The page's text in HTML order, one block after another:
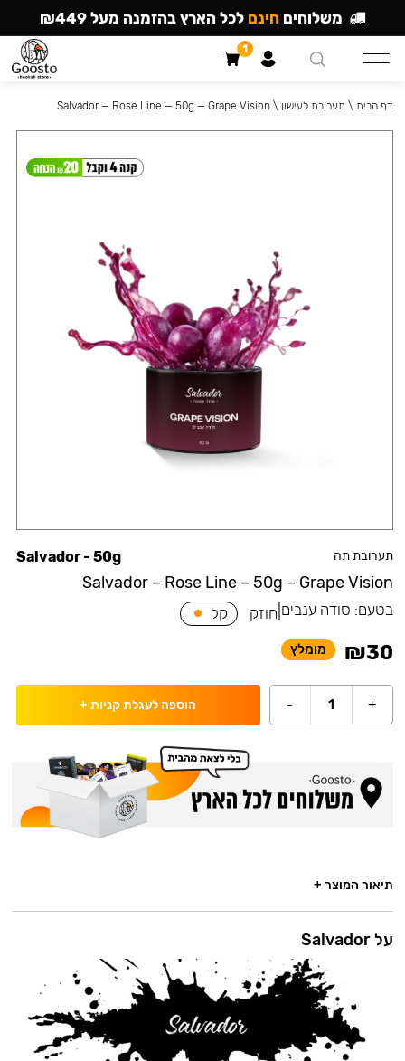
תערובת תה
Salvador – Rose Line – 50g – Grape Vision
Salvador - 50g
בטעם: סודה ענבים חוזק קל
₪30 מומלץ
+
1
- הוספה לעגלת קניות +
דף הבית \ תערובת לעישון \
Salvador — Rose Line — 50g — Grape Vision
תיאור המוצר +
על Salvador
משלוחים חינם לכל הארץ בהזמנה מעל ₪449
1